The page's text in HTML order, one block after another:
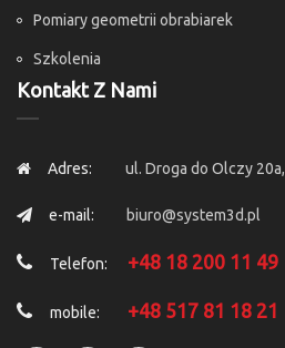
Pomiary geometrii obrabiarek
Szkolenia
Kontakt Z Nami
Adres: ul. Droga do Olczy
e-mail: biuro@system3d.pl
Telefon: +48 18 200 11 49
mobile: +48 517 81 18 21